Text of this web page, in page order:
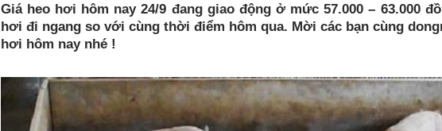
Giá heo hơi hôm nay 24/9 đang giao động ở mức 57.000 – 63.000
hơi đi ngang so với cùng thời điểm hôm qua. Mời các bạn cùng
hơi hôm nay nhé !